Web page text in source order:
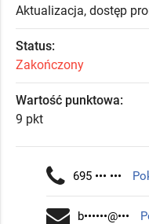
Aktualizacja, dostęp
Status:
Zakończony
Wartość punktowa:
9 pkt
695 ••• •••
b••••••@•••